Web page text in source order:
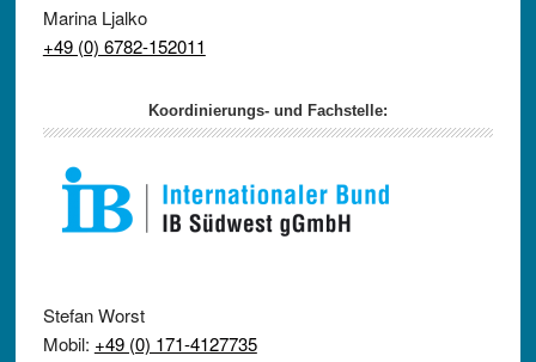
Marina Ljalko
+49 (0) 6782-152011
Koordinierungs- und Fachstelle:
Stefan Worst
Mobil: +49 (0) 171-4127735